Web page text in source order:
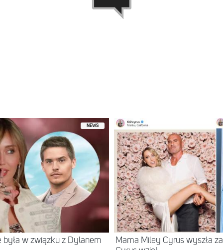
NEWS
była w związku z Dylanem
Mama Miley Cyrus wyszła